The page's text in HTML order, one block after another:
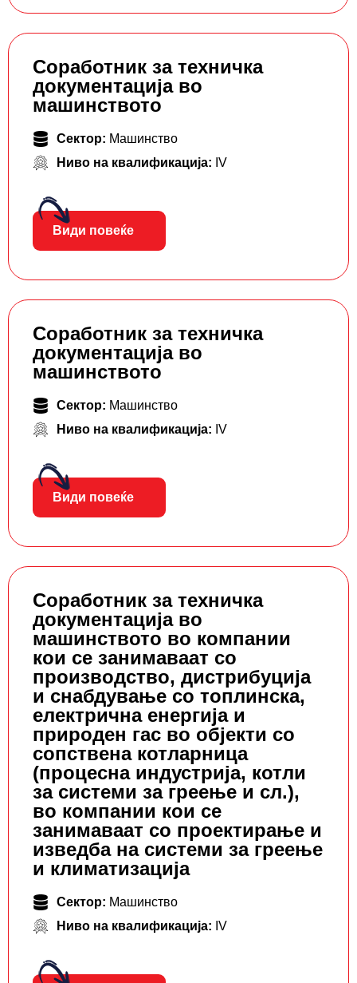
Соработник за техничка
документација во
машинството
Сектор: Машинство
Ниво на квалификација: IV
Види повеќе
Соработник за техничка
документација во
машинството
Сектор: Машинство
Ниво на квалификација: IV
Види повеќе
Соработник за техничка
документација во
машинството во компании
кои се занимаваат со
производство, дистрибуција
и снабдување со топлинска,
електрична енергија и
природен гас во објекти со
сопствена котларница
(процесна индустрија, котли
за системи за греење и сл.),
во компании кои се
занимаваат со проектирање и
изведба на системи за греење
и климатизација
Сектор: Машинство
Ниво на квалификација: IV